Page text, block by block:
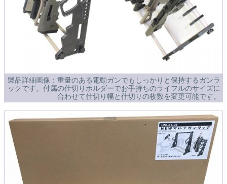
製品詳細画像：重量のある電動ガンでもしっかりと保持するガンラ
ックです。付属の仕切りホルダーでお手持ちのライフルのサイズに
合わせて仕切り幅と仕切りの枚数を変更可能です。